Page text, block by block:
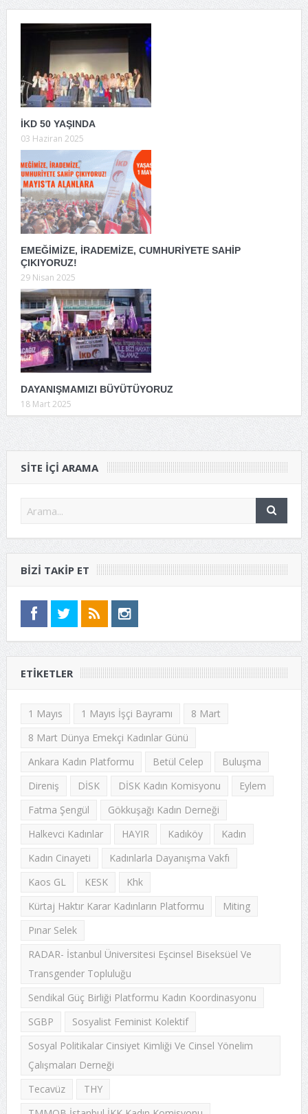
İKD 50 YAŞINDA
03 Haziran 2025
EMEĞİMİZE, İRADEMİZE, CUMHURİYETE SAHİP
ÇIKIYORUZ!
29 Nisan 2025
DAYANIŞMAMIZI BÜYÜTÜYORUZ
18 Mart 2025
SITE IÇI ARAMA
BIZI TAKIP ET
ETIKETLER
1 Mayıs 1 Mayıs İşçi Bayramı
8 Mart
8 Mart Dünya Emekçi Kadınlar Günü
Ankara Kadın Platformu
Betül Celep
Buluşma
Direniş
DİSK DİSK Kadın Komisyonu
Eylem
Fatma Şengül
Gökkuşağı Kadın Derneği
Halkevci Kadınlar
HAYIR Kadıköy
Kadın
Kadın Cinayeti
Kadınlarla Dayanışma Vakfı
Kaos GL
KESK
Khk
Kürtaj Haktır Karar Kadınların Platformu
Miting
Pınar Selek
RADAR- İstanbul Üniversitesi Eşcinsel Biseksüel Ve
Transgender Topluluğu
Sendikal Güç Birliği Platformu Kadın Koordinasyonu
SGBP
Sosyalist Feminist Kolektif
Sosyal Politikalar Cinsiyet Kimliği Ve Cinsel Yönelim
Çalışmaları Derneği
Tecavüz
THY